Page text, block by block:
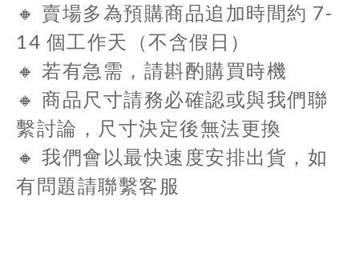
🔸 賣場多為預購商品追加時間約 7-
14 個工作天
（不含假日）
🔸 若有急需，請斟酌購買時機
🔸 商品尺寸請務必確認或與我們聯
繫討論， 尺寸決定後無法更換
🔸 我們會以最快速度安排出貨，如
有問題請聯繫客服